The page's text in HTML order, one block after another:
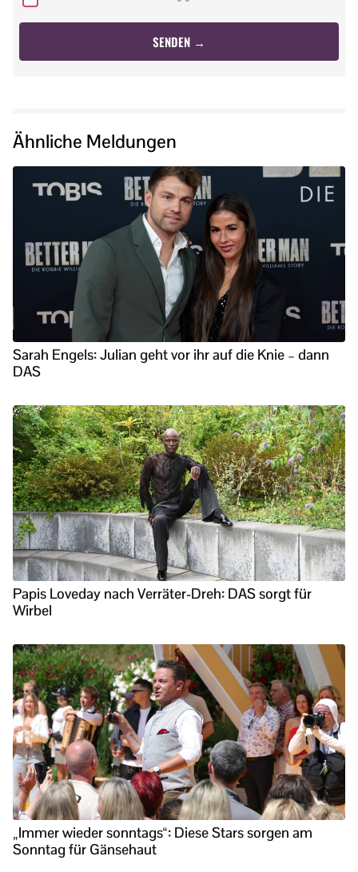
Ähnliche Meldungen
Sarah Engels: Julian geht vor ihr auf die Knie – dann
DAS
Papis Loveday nach Verräter-Dreh: DAS sorgt für
Wirbel
„Immer wieder sonntags“: Diese Stars sorgen am
Sonntag für Gänsehaut